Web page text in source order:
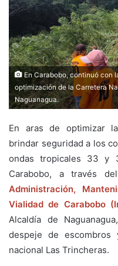
En Carabobo, continuó con
optimización de la Carretera
Naguanagua.
En aras de optimizar
brindar seguridad a los
ondas tropicales 33 y
Carabobo, a través
Administración,
Vialidad de Carabobo
Alcaldía de
despeje de
nacional Las Trincheras.